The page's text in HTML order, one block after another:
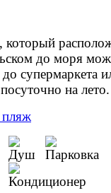
до моря
супермаркета
на лето.
пляж